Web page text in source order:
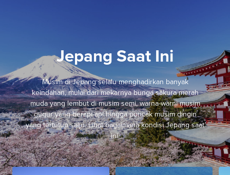
Jepang Saat Ini
Musim di Jepang selalu menghadirkan banyak
keindahan, mulai dari mekarnya bunga sakura merah
muda yang lembut di musim semi, warna-warni musim
gugur yang berapi-api hingga puncak musim dingin
yang tertutup salju. Lihat bagaimana kondisi Jepang saat
ini.